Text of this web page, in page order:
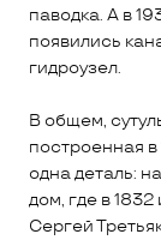
паводка. А в
появились
гидроузел.
В общем,
построенная в
одна деталь:
дом, где в
Сергей